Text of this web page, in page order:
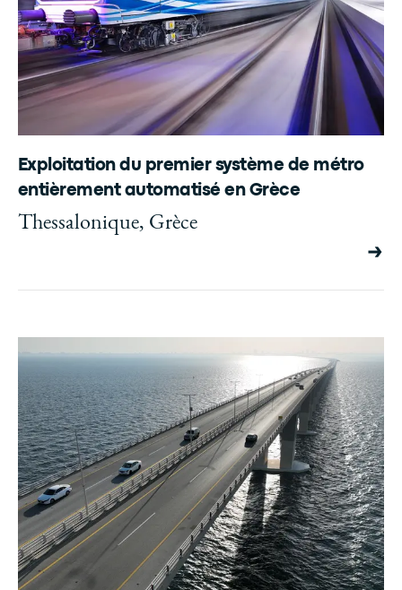
Exploitation du premier système de métro
entièrement automatisé en Grèce
Thessalonique, Grèce